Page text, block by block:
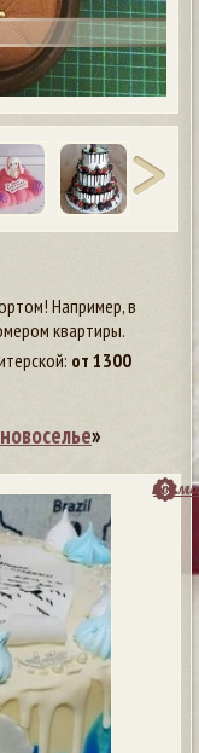
Например, в
квартиры.
от 1300
»